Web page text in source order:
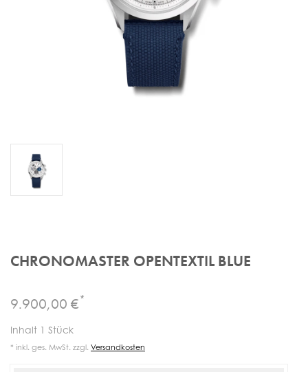
CHRONOMASTER OPENTEXTIL BLUE
9.900,00 €*
Inhalt 1 Stück
* inkl. ges. MwSt. zzgl. Versandkosten